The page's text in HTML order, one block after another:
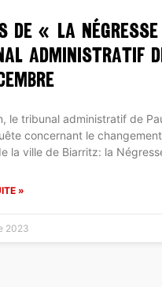
DE « LA
ADMINISTRATIF
le tribunal administratif de
concernant le changement
la ville de Biarritz: la
»
2023